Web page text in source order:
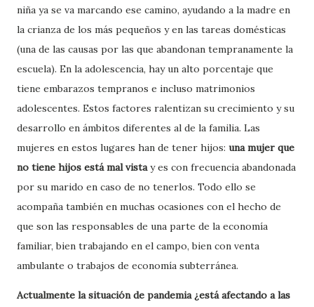
niña ya se va marcando ese camino, ayudando a la madre en
la crianza de los más pequeños y en las tareas domésticas
(una de las causas por las que abandonan tempranamente la
escuela). En la adolescencia, hay un alto porcentaje que
tiene embarazos tempranos e incluso matrimonios
adolescentes. Estos factores ralentizan su crecimiento y su
desarrollo en ámbitos diferentes al de la familia. Las
mujeres en estos lugares han de tener hijos: una mujer que
no tiene hijos está mal vista y es con frecuencia abandonada
por su marido en caso de no tenerlos. Todo ello se
acompaña también en muchas ocasiones con el hecho de
que son las responsables de una parte de la economía
familiar, bien trabajando en el campo, bien con venta
ambulante o trabajos de economía subterránea.
Actualmente la situación de pandemia ¿está afectando a las